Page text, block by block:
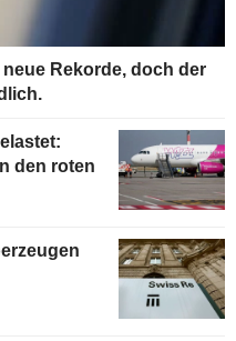
Rekorde, doch der
den roten